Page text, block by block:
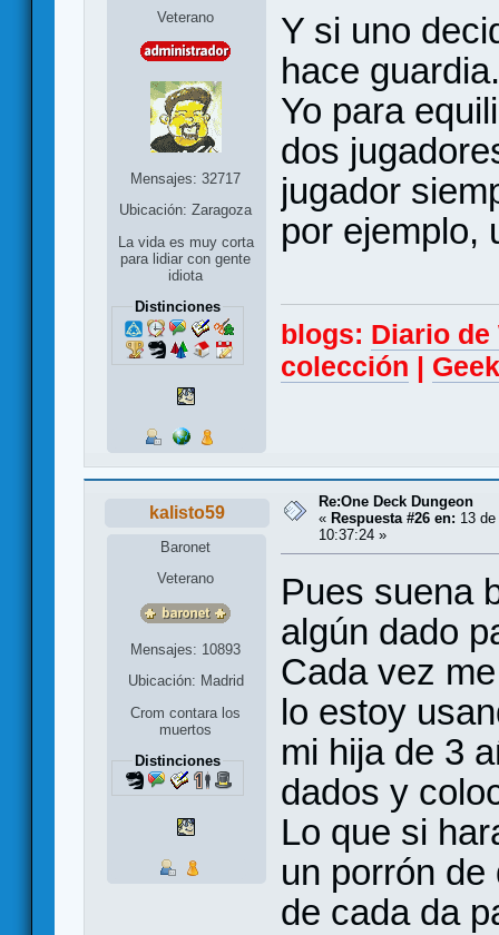
Veterano
Mensajes: 32717
Ubicación: Zaragoza
La vida es muy corta
para lidiar con gente
idiota
Distinciones
Y si uno
hace guardia.
Yo para
dos
jugador
por ejemplo,
blogs: Diario
colección |
kalisto59
Baronet
Veterano
Mensajes: 10893
Ubicación: Madrid
Crom contara los
muertos
Distinciones
Re:One Deck Dungeon
« Respuesta #26 en: 13
10:37:24 »
Pues suena
algún dado
Cada vez
lo estoy
mi hija de 3
dados y
Lo que si
un porrón
de cada da